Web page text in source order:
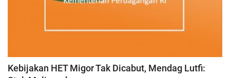
Kebijakan HET Migor Tak Dicabut, Mendag Lutfi: